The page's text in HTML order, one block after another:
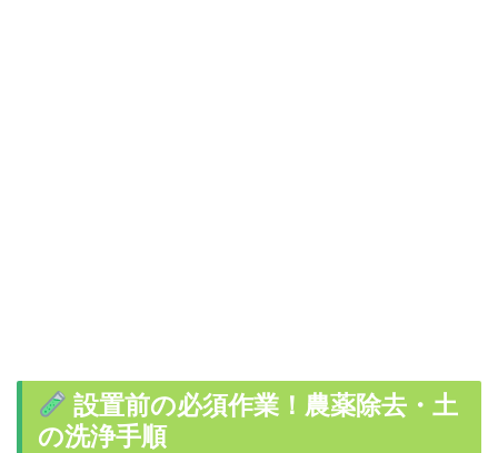
設置前の必須作業！農薬除去・土
の洗浄手順